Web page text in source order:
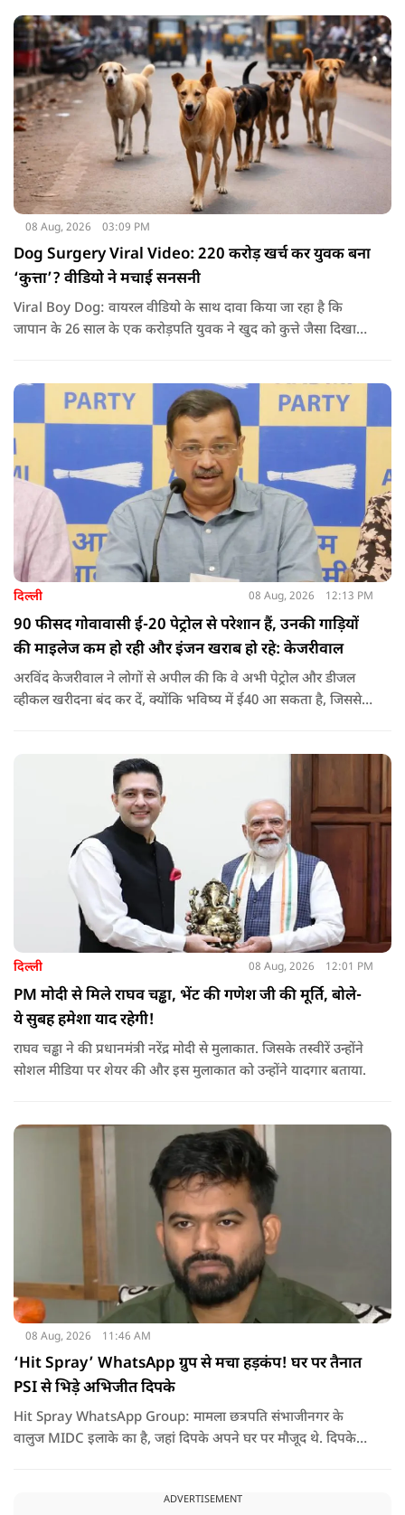
08 Aug, 2026 03:09 PM
Dog Surgery Viral Video: 220 करोड़ खर्च कर युवक बना
‘कुत्ता’? वीडियो ने मचाई सनसनी
Viral Boy Dog: वायरल वीडियो के साथ दावा किया जा रहा है कि
जापान के 26 साल के एक करोड़पति युवक ने खुद को कुत्ते जैसा दिखाने
करवाईं और अब वह कुत्ते की तरह दिखने, चलने और रहने की कोशिश
करता है.
दिल्ली 08 Aug, 2026 12:13 PM
90 फीसद गोवावासी ई-20 पेट्रोल से परेशान हैं, उनकी गाड़ियों
की माइलेज कम हो रही और इंजन खराब हो रहे: केजरीवाल
अरविंद केजरीवाल ने लोगों से अपील की कि वे अभी पेट्रोल और डीजल
व्हीकल खरीदना बंद कर दें, क्योंकि भविष्य में ई40 आ सकता है, जिससे
दिल्ली 08 Aug, 2026 12:01 PM
PM मोदी से मिले राघव चड्ढा, भेंट की गणेश जी की मूर्ति, बोले-
ये सुबह हमेशा याद रहेगी!
राघव चड्ढा ने की प्रधानमंत्री नरेंद्र मोदी से मुलाकात. जिसके तस्वीरें उन्होंने
सोशल मीडिया पर शेयर की और इस मुलाकात को उन्होंने यादगार बताया.
08 Aug, 2026 11:46 AM
‘Hit Spray’ WhatsApp ग्रुप से मचा हड़कंप! घर पर तैनात
PSI से भिड़े अभिजीत दिपके
Hit Spray WhatsApp Group: मामला छत्रपति संभाजीनगर के
वालुज MIDC इलाके का है, जहां दिपके अपने घर पर मौजूद थे. दिपके
को लेकर दिपके की पुलिस अधिकारी से तीखी बहस हो गई.
ADVERTISEMENT